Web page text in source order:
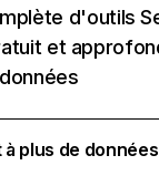
d'outils
et
plus de données